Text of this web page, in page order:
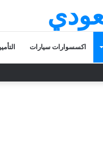
اكسسوارات سيارات